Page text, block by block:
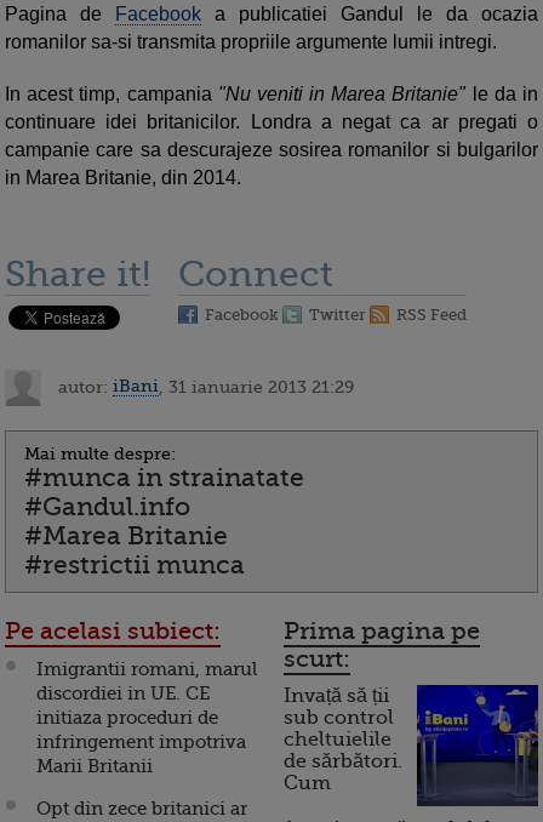
Pagina de Facebook a publicatiei Gandul le da ocazia
romanilor sa-si transmita propriile argumente lumii intregi.
In acest timp, campania "Nu veniti in Marea Britanie" le da in
continuare idei britanicilor. Londra a negat ca ar pregati o
campanie care sa descurajeze sosirea romanilor si bulgarilor
in Marea Britanie, din 2014.
Share it! Connect
Facebook Twitter RSS Feed
autor: iBani , 31 ianuarie 2013 21:29
Mai multe despre:
#munca in strainatate
#Gandul.info
#Marea Britanie
#restrictii munca
Pe acelasi subiect:
Imigrantii romani, marul
discordiei in UE. CE
initiaza proceduri de
infringement impotriva
Marii Britanii
Opt din zece britanici ar
Prima pagina pe
scurt:
Invață să ții
sub control
cheltuielile
de sărbători.
Cum